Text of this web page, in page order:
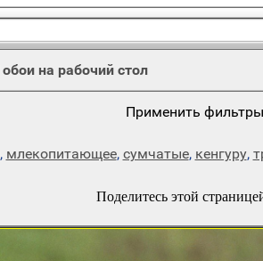
обои на рабочий стол
Применить фильтры
, млекопитающее, сумчатые, кенгуру,